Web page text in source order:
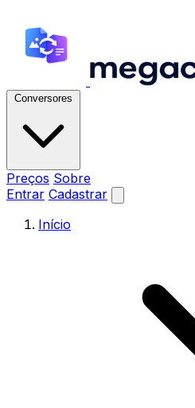
Conversores
Preços Sobre
Entrar Cadastrar
Início